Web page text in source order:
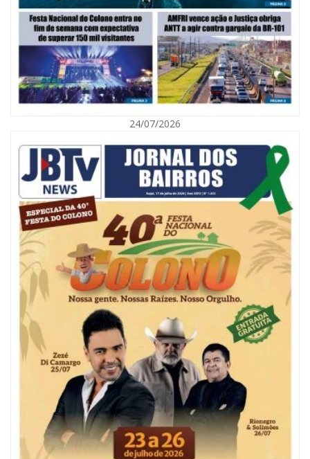
06/08/2026 | 10:02
Audiência pública debate Programa Municipal de Habitação de Interesse
Social em Itajaí
06/08/2026 | 10:04
Ação oferece testes rápidos para HIV, sífilis e hepatites nesta quinta (6) e
24/07/2026